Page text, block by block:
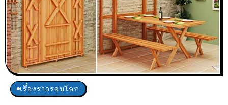
เรื่องราวรอบโลก